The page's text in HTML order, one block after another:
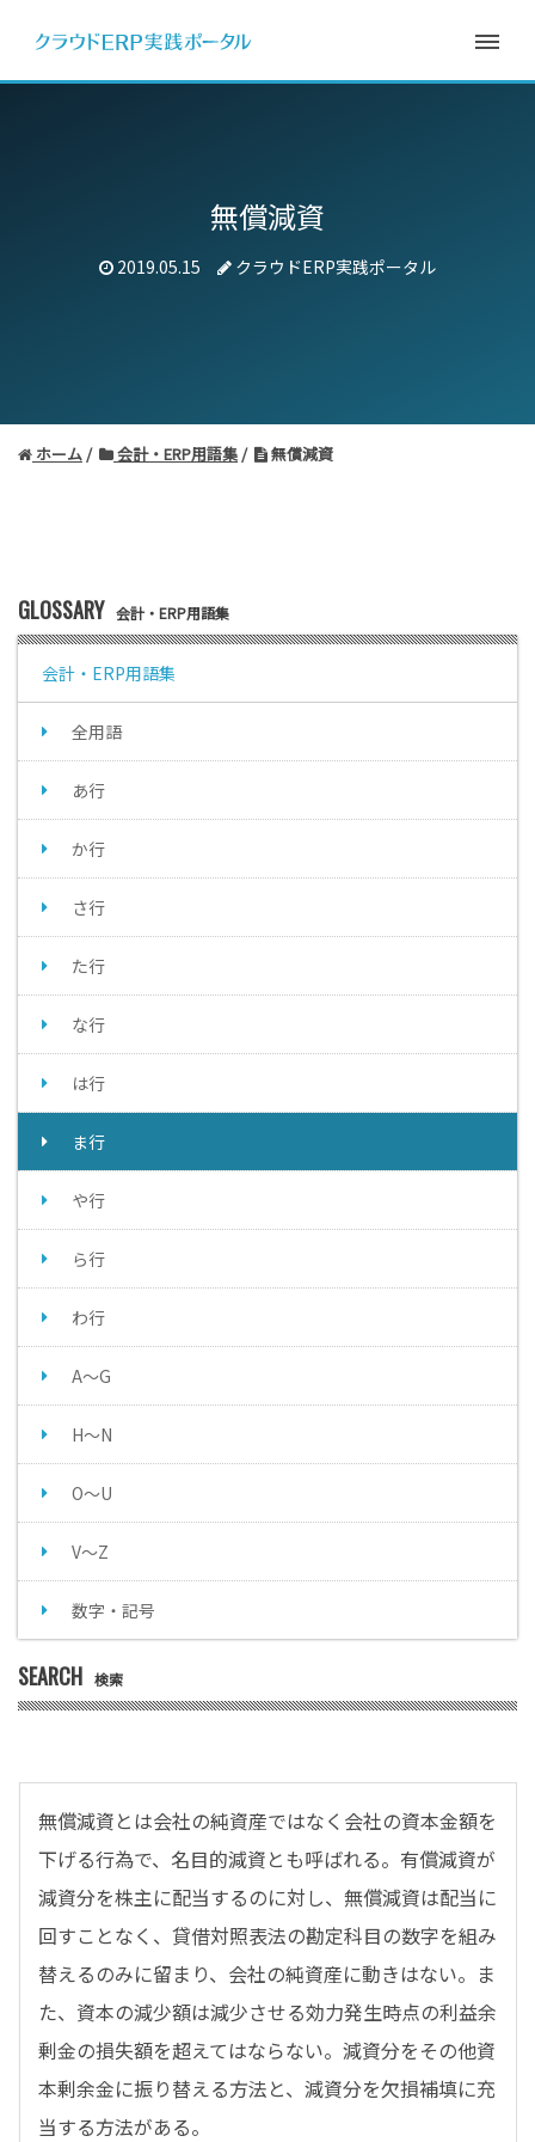
無償減資
2019.05.15 クラウドERP実践ポータル
ホーム 会計・ERP用語集 無償減資
GLOSSARY 会計・ERP用語集
会計・ERP用語集
全用語
あ行
か行
さ行
た行
な行
は行
ま行
や行
ら行
わ行
A～G
H～N
O～U
V～Z
数字・記号
SEARCH 検索
無償減資とは会社の純資産ではなく会社の資本金額を
下げる行為で、名目的減資とも呼ばれる。有償減資が
減資分を株主に配当するのに対し、無償減資は配当に
回すことなく、貸借対照表法の勘定科目の数字を組み
替えるのみに留まり、会社の純資産に動きはない。ま
た、資本の減少額は減少させる効力発生時点の利益余
剰金の損失額を超えてはならない。減資分をその他資
本剰余金に振り替える方法と、減資分を欠損補填に充
当する方法がある。